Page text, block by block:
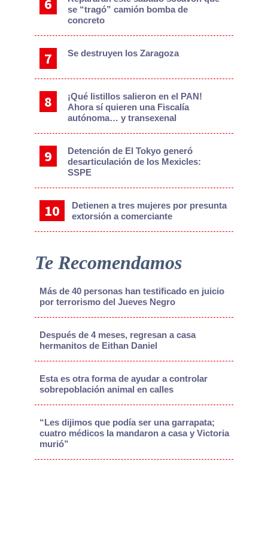
se “tragó” camión bomba de
concreto
Se destruyen los Zaragoza
¡Qué listillos salieron en el PAN!
Ahora sí quieren una Fiscalía
autónoma… y transexenal
Detención de El Tokyo generó
desarticulación de los Mexicles:
SSPE
Detienen a tres mujeres por presunta
extorsión a comerciante
Te Recomendamos
Más de 40 personas han testificado en juicio
por terrorismo del Jueves Negro
Después de 4 meses, regresan a casa
hermanitos de Eithan Daniel
Esta es otra forma de ayudar a controlar
sobrepoblación animal en calles
“Les dijimos que podía ser una garrapata;
cuatro médicos la mandaron a casa y Victoria
murió”